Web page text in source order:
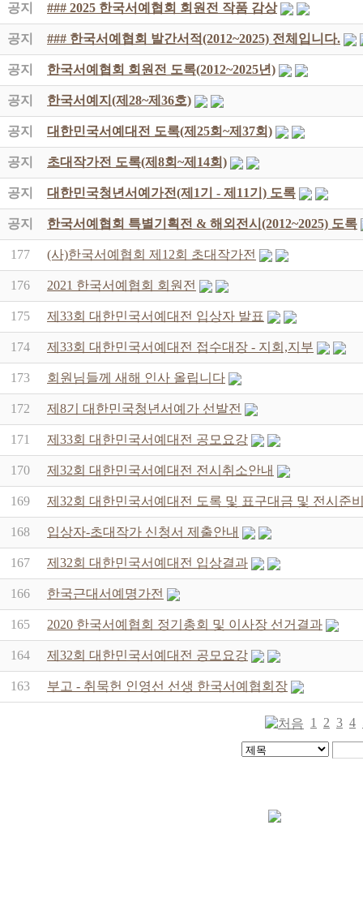
공지 ### 2025 한국서예협회 회원전 작품 감상
공지 ### 한국서예협회 발간서적(2012~2025) 전체입니다.
공지 한국서예협회 회원전 도록(2012~2025년)
공지 한국서예지(제28~제36호)
공지 대한민국서예대전 도록(제25회~제37회)
공지 초대작가전 도록(제8회~제14회)
공지 대한민국청년서예가전(제1기 - 제11기) 도록
공지 한국서예협회 특별기획전 & 해외전시(2012~2025) 도록
177 (사)한국서예협회 제12회 초대작가전
176 2021 한국서예협회 회원전
175 제33회 대한민국서예대전 입상자 발표
174 제33회 대한민국서예대전 접수대장 - 지회,지부
173 회원님들께 새해 인사 올립니다
172 제8기 대한민국청년서예가 선발전
171 제33회 대한민국서예대전 공모요강
170 제32회 대한민국서예대전 전시취소안내
169 제32회 대한민국서예대전 도록 및 표구대금 및 전시준
168 입상자-초대작가 신청서 제출안내
167 제32회 대한민국서예대전 입상결과
166 한국근대서예명가전
165 2020 한국서예협회 정기총회 및 이사장 선거결과
164 제32회 대한민국서예대전 공모요강
163 부고 - 취묵헌 인영선 선생 한국서예협회장
1 2 3 4